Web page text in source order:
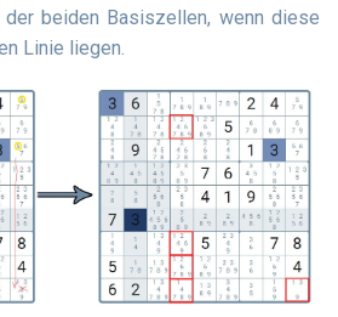
beiden Basiszellen, wenn diese
Linie liegen.